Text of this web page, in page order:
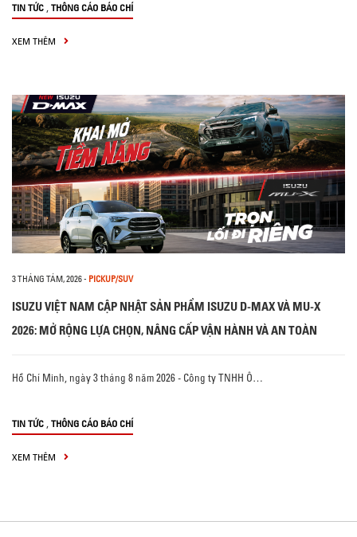
TIN TỨC , THÔNG CÁO BÁO CHÍ
XEM THÊM
3 THÁNG TÁM, 2026- PICKUP/SUV
ISUZU VIỆT NAM CẬP NHẬT SẢN PHẨM ISUZU D-MAX VÀ MU-X
2026: MỞ RỘNG LỰA CHỌN, NÂNG CẤP VẬN HÀNH VÀ AN TOÀN
Hồ Chí Minh, ngày 3 tháng 8 năm 2026 - Công ty TNHH Ô…
TIN TỨC , THÔNG CÁO BÁO CHÍ
XEM THÊM